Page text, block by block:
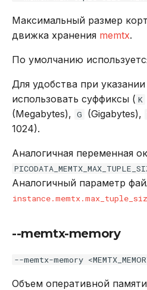
Максимальный размер
движка хранения memtx.
По умолчанию
Для удобства при
использовать суффиксы ( K
(Megabytes), G (Gigabytes),
1024).
Аналогичная переменная
Аналогичный параметр
--memtx-memory
--memtx-memory
Объем оперативной